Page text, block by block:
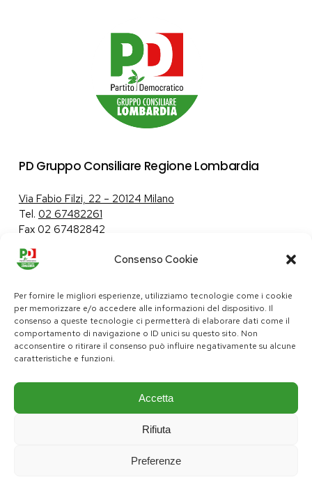
Consenso Cookie
Per fornire le migliori esperienze, utilizziamo tecnologie come i cookie
per memorizzare e/o accedere alle informazioni del dispositivo. Il
consenso a queste tecnologie ci permetterà di elaborare dati come il
comportamento di navigazione o ID unici su questo sito. Non
acconsentire o ritirare il consenso può influire negativamente su alcune
caratteristiche e funzioni.
Accetta
Rifiuta
Preferenze
PD Gruppo Consiliare Regione Lombardia
Via Fabio Filzi, 22 – 20124 Milano
Tel. 02 67482261
Fax 02 67482842
Tutela dei dati personali|Politica sui cookie
pd@consiglio.regione.lombardia.it
ufficiostampa.pd@consiglio.regione.lombardia.it
Pagine Facebook Gruppo Consiliare PD LombardiaPagina Messenger Gruppo Consiliare PD LombardiaPagina Instagram Gruppo PD LombardiaPagina Youtube Gruppo PD Lombardia